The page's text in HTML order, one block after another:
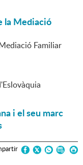
la Mediació
Familiar
i el seu marc